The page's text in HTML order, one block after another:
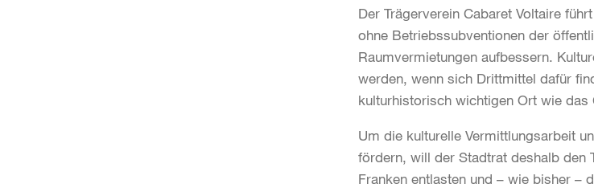
Der Trägerverein Cabaret Voltaire
ohne Betriebssubventionen der
Raumvermietungen aufbessern.
werden, wenn sich Drittmittel dafür
kulturhistorisch wichtigen Ort wie das
Um die kulturelle Vermittlungsarbeit
fördern, will der Stadtrat deshalb den
Franken entlasten und – wie bisher –